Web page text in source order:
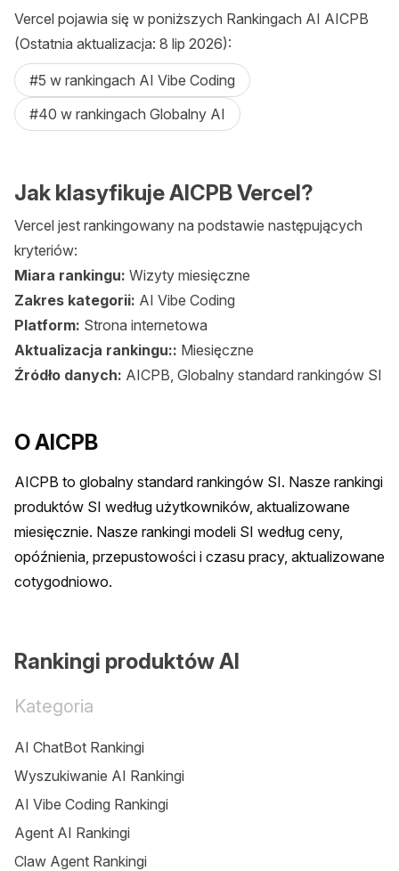
Vercel pojawia się w poniższych Rankingach AI AICPB
(Ostatnia aktualizacja: 8 lip 2026):
#5 w rankingach AI Vibe Coding
#40 w rankingach Globalny AI
Jak klasyfikuje AICPB Vercel?
Vercel jest rankingowany na podstawie następujących
kryteriów:
Miara rankingu: Wizyty miesięczne
Zakres kategorii: AI Vibe Coding
Platform: Strona internetowa
Aktualizacja rankingu:: Miesięczne
Źródło danych: AICPB, Globalny standard rankingów SI
O AICPB
AICPB to globalny standard rankingów SI. Nasze rankingi
produktów SI według użytkowników, aktualizowane
miesięcznie. Nasze rankingi modeli SI według ceny,
opóźnienia, przepustowości i czasu pracy, aktualizowane
cotygodniowo.
Rankingi produktów AI
Kategoria
AI ChatBot Rankingi
Wyszukiwanie AI Rankingi
AI Vibe Coding Rankingi
Agent AI Rankingi
Claw Agent Rankingi